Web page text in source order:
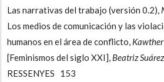
Las narrativas del trabajo (versión 0.2),
Los medios de comunicación y las
humanos en el área de conflicto,
[Feminismos del siglo XXI], Beatriz
RESSENYES 153